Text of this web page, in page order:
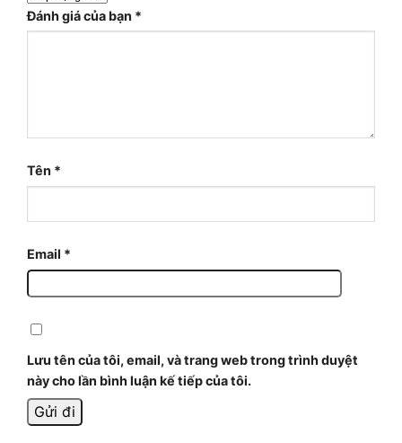
Đánh giá của bạn *
Tên *
Email *
Lưu tên của tôi, email, và trang web trong trình duyệt
này cho lần bình luận kế tiếp của tôi.